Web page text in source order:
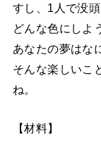
すし、1人で没頭
どんな色にしよ
あなたの夢はな
そんな楽しいこ
ね。
【材料】